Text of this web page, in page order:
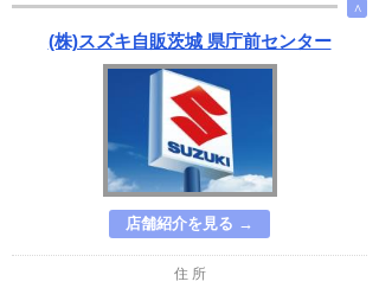
∧
(株)スズキ自販茨城 県庁前センター
店舗紹介を見る →
住 所